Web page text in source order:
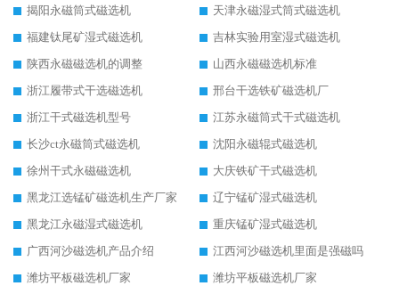
揭阳永磁筒式磁选机
天津永磁湿式筒式磁选机
福建钛尾矿湿式磁选机
吉林实验用室湿式磁选机
陕西永磁磁选机的调整
山西永磁磁选机标准
浙江履带式干选磁选机
邢台干选铁矿磁选机厂
浙江干式磁选机型号
江苏永磁筒式干式磁选机
长沙ct永磁筒式磁选机
沈阳永磁辊式磁选机
徐州干式永磁磁选机
大庆铁矿干式磁选机
黑龙江选锰矿磁选机生产厂家
辽宁锰矿湿式磁选机
黑龙江永磁湿式磁选机
重庆锰矿湿式磁选机
广西河沙磁选机产品介绍
江西河沙磁选机里面是强磁吗
潍坊平板磁选机厂家
潍坊平板磁选机厂家